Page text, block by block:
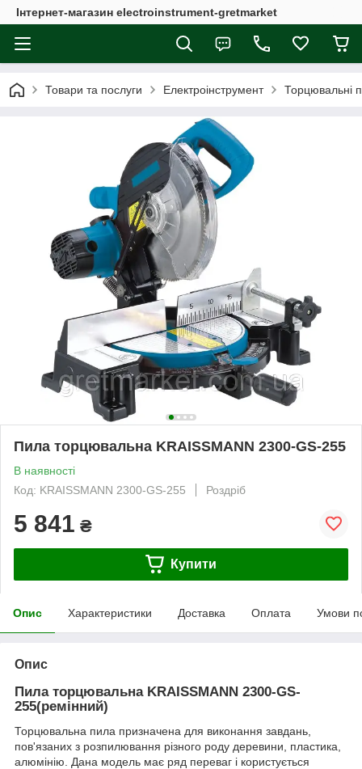
Інтернет-магазин electroinstrument-gretmarket
Товари та послуги Електроінструмент Торцювальні
Пила торцювальна KRAISSMANN 2300-GS-255
В наявності
Код: KRAISSMANN 2300-GS-255
Роздріб
5 841 ₴
Купити
Опис Характеристики Доставка Оплата Умови
Опис
Пила торцювальна KRAISSMANN 2300-GS-
255(ремінний)
Торцювальна пила призначена для виконання завдань,
пов'язаних з розпилювання різного роду деревини, пластика,
алюмінію. Дана модель має ряд переваг і користується